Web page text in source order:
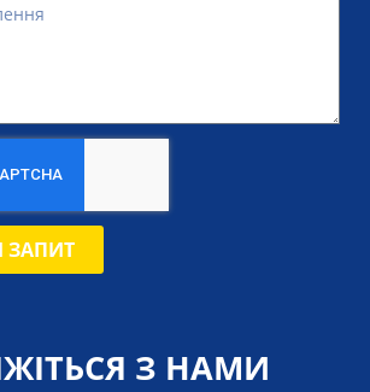
ЗАПИТ
З НАМИ